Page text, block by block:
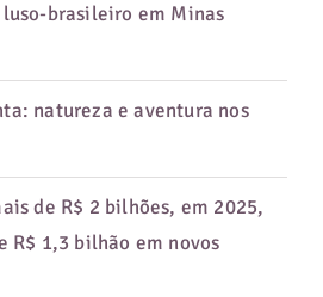
brasileiro em Minas
natureza e aventura nos
de R$ 2 bilhões, em 2025,
R$ 1,3 bilhão em novos